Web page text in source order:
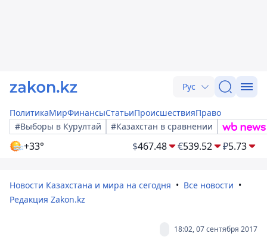
Рус
ПолитикаМирФинансыСтатьиПроисшествияПраво
#Выборы в Курултай
#Казахстан в сравнении
+33° $467.48 €539.52 ₽5.73
Новости Казахстана и мира на сегодня
Все новости
Редакция Zakon.kz
18:02, 07 сентября 2017